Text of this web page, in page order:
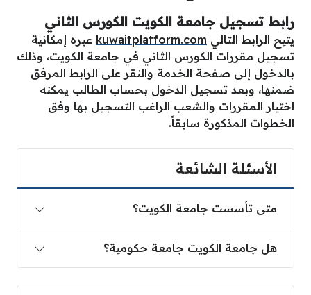
رابط تسجيل جامعة الكويت الكورس الثاني
يتيح الرابط التالي kuwaitplatform.com عبره إمكانية
تسجيل مقررات الكورس الثاني في جامعة الكويت، وذلك
بالدخول إلى صفحة الخدمة والنقر على الرابط المرفق
ضمنها، وبعد تسجيل الدخول بحساب الطالب يمكنه
اختيار المقررات والشعب الراغب التسجيل بها وفق
الخطوات المذكورة سابقاً.
الأسئلة الشائعة
متى تأسست جامعة الكويت؟
هل جامعة الكويت جامعة حكومية؟